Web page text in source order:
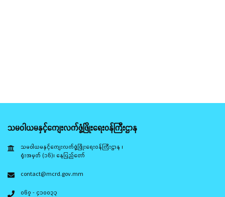
သမဝါယမနှင့်ကျေးလက်ဖွံ့ဖြိုးရေးဝန်ကြီးဌာန
သမဝါယမနှင့်ကျေးလက်ဖွံ့ဖြိုးရေးဝန်ကြီးဌာန ၊
ရုံးအမှတ် (၁၆)၊ နေပြည်တော်
contact@mcrd.gov.mm
၀၆၇ - ၄၁၀၀၃၃